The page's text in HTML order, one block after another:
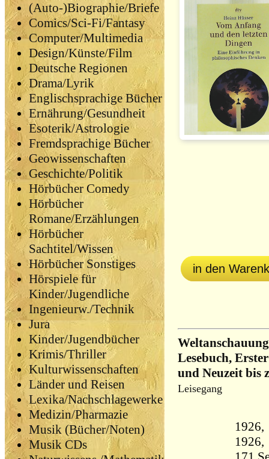
(Auto-)Biographie/Briefe
Comics/Sci-Fi/Fantasy
Computer/Multimedia
Design/Künste/Film
Deutsche Regionen
Drama/Lyrik
Englischsprachige Bücher
Ernährung/Gesundheit
Esoterik/Astrologie
Fremdsprachige Bücher
Geowissenschaften
Geschichte/Politik
Hörbücher Comedy
Hörbücher
Romane/Erzählungen
Hörbücher
Sachtitel/Wissen
Hörbücher Sonstiges
Hörspiele für
Kinder/Jugendliche
Ingenieurw./Technik
Jura
Kinder/Jugendbücher
Krimis/Thriller
Kulturwissenschaften
Länder und Reisen
Lexika/Nachschlagewerke
Medizin/Pharmazie
Musik (Bücher/Noten)
Musik CDs
in den
Lesebuch,
und Neuzeit
Leisegang
1926,